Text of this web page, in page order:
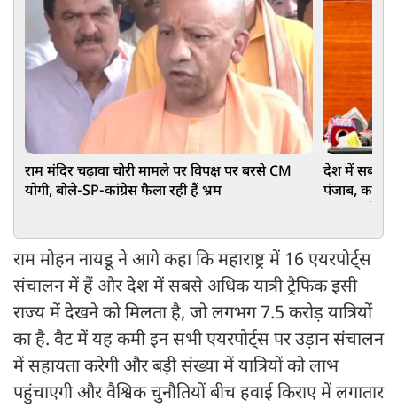
राम मंदिर चढ़ावा चोरी मामले पर विपक्ष पर बरसे CM
योगी, बोले-SP-कांग्रेस फैला रही हैं भ्रम
देश में सबसे
पंजाब, कई
राम मोहन नायडू ने आगे कहा कि महाराष्ट्र में 16 एयरपोर्ट्स
संचालन में हैं और देश में सबसे अधिक यात्री ट्रैफिक इसी
राज्य में देखने को मिलता है, जो लगभग 7.5 करोड़ यात्रियों
का है. वैट में यह कमी इन सभी एयरपोर्ट्स पर उड़ान संचालन
में सहायता करेगी और बड़ी संख्या में यात्रियों को लाभ
पहुंचाएगी और वैश्विक चुनौतियों बीच हवाई किराए में लगातार